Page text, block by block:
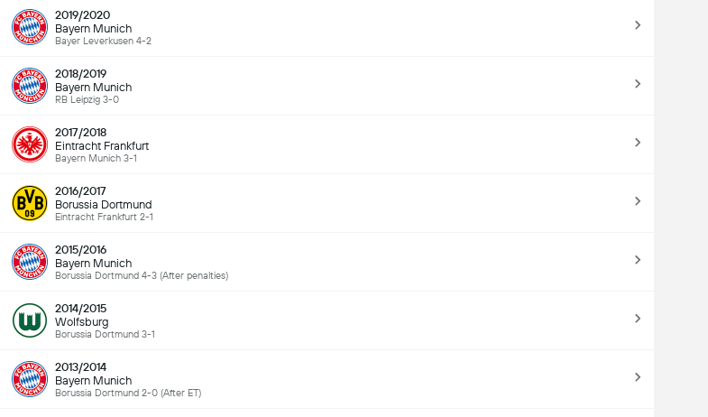
2019/2020
Bayern Munich
Bayer Leverkusen 4-2
2018/2019
Bayern Munich
RB Leipzig 3-0
2017/2018
Eintracht Frankfurt
Bayern Munich 3-1
2016/2017
Borussia Dortmund
Eintracht Frankfurt 2-1
2015/2016
Bayern Munich
Borussia Dortmund 4-3 (After penalties)
2014/2015
Wolfsburg
Borussia Dortmund 3-1
2013/2014
Bayern Munich
Borussia Dortmund 2-0 (After ET)